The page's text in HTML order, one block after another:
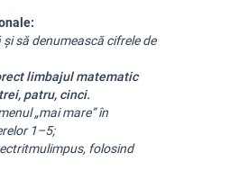
să denumească cifrele de
limbajul matematic
patru, cinci.
„mai mare” în
1–5;
ritmulimpus, folosind